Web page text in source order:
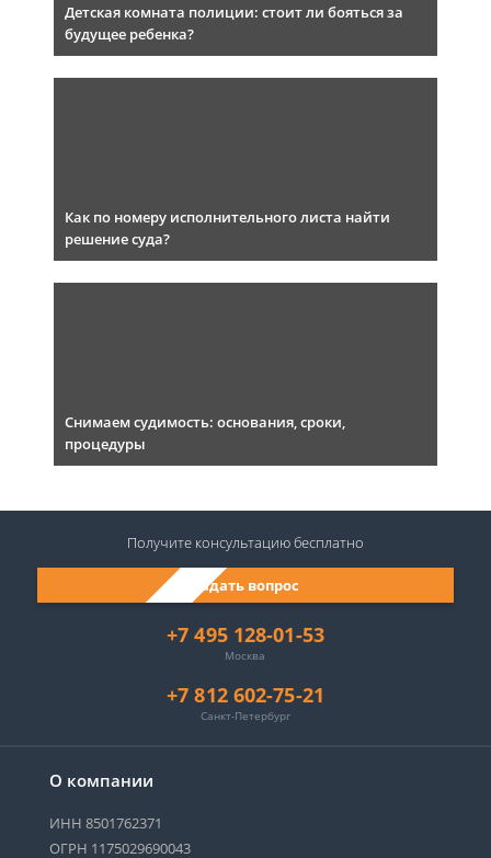
Детская комната полиции: стоит ли бояться за
будущее ребенка?
Как по номеру исполнительного листа найти
решение суда?
Снимаем судимость: основания, сроки,
процедуры
О компании
ИНН 8501762371
ОГРН 1175029690043
+7 495 128-01-53
Москва
+7 812 602-75-21
Санкт-Петербург
Задать вопрос
Получите консультациюбесплатно